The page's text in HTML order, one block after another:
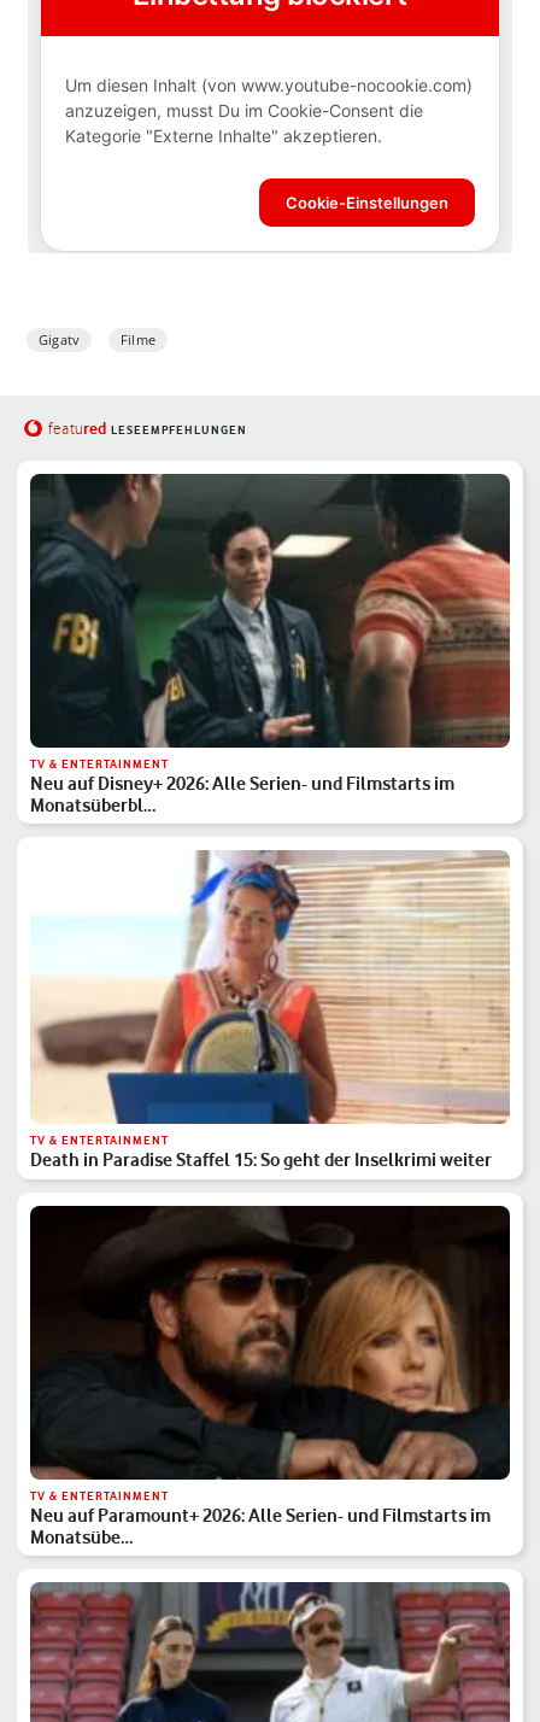
Gigatv Filme
featured LESEEMPFEHLUNGEN
TV & ENTERTAINMENT
Neu auf Disney+ 2026: Alle Serien- und Filmstarts im
Monatsüberbl…
TV & ENTERTAINMENT
Death in Paradise Staffel 15: So geht der Inselkrimi weiter
TV & ENTERTAINMENT
Neu auf Paramount+ 2026: Alle Serien- und Filmstarts im
Monatsübe…